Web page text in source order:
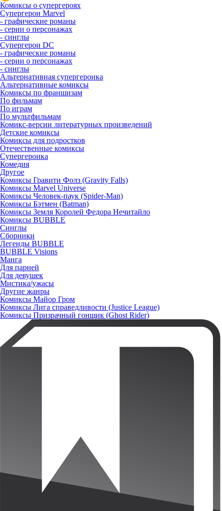
Комиксы о супергероях
Супергерои Marvel
- графические романы
- серии о персонажах
- синглы
Супергерои DC
- графические романы
- серии о персонажах
- синглы
Альтернативная супергероика
Альтернативные комиксы
Комиксы по франшизам
По фильмам
По играм
По мультфильмам
Комикс-версии литературных произведений
Детские комиксы
Комиксы для подростков
Отечественные комиксы
Супергероика
Комедия
Другое
Комиксы Гравити Фолз (Gravity Falls)
Комиксы Marvel Universe
Комиксы Человек-паук (Spider-Man)
Комиксы Бэтмен (Batman)
Комиксы Земля Королей Федора Нечитайло
Комиксы BUBBLE
Синглы
Сборники
Легенды BUBBLE
BUBBLE Visions
Манга
Для парней
Для девушек
Мистика/ужасы
Другие жанры
Комиксы Майор Гром
Комиксы Лига справедливости (Justice League)
Комиксы Призрачный гонщик (Ghost Rider)